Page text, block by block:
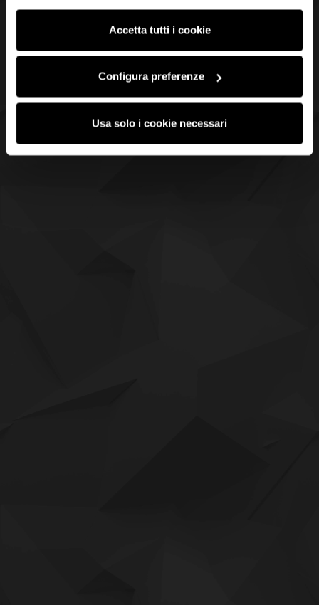
consenso cliccando su “Usa solo i cookie necessari” e
saranno attivati i soli cookie tecnici necessari al corretto
funzionamento del sito.
Accetta tutti i cookie
Configura preferenze
Usa solo i cookie necessari